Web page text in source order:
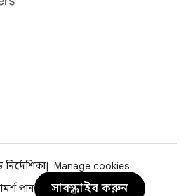
নির্দেশিকা
Manage cookies
পান
সাবস্ক্রাইব করুন